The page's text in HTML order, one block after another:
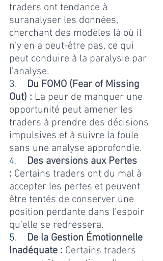
traders ont tendance à
suranalyser les données,
cherchant des modèles là où il
n'y en a peut-être pas, ce qui
peut conduire à la paralysie par
l'analyse.
3. Du FOMO (Fear of Missing
Out) : La peur de manquer une
opportunité peut amener les
traders à prendre des décisions
impulsives et à suivre la foule
sans une analyse approfondie.
4. Des aversions aux Pertes
: Certains traders ont du mal à
accepter les pertes et peuvent
être tentés de conserver une
position perdante dans l'espoir
qu'elle se redressera.
5. De la Gestion Émotionnelle
Inadéquate : Certains traders